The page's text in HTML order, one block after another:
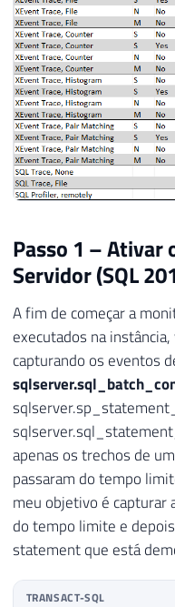
Passo 1 – Ativar
Servidor (SQL
A fim de começar a
executados na
capturando os eventos
apenas os trechos de
passaram do tempo
meu objetivo é capturar
do tempo limite e
statement que está
TRANSACT-SQL